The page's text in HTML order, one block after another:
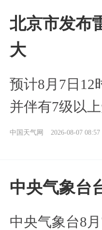
北京市发布
大
预计8月7日12
并伴有7级以上
中国天气网 2026-08-07 08:57
中央气象台
中央气象台8